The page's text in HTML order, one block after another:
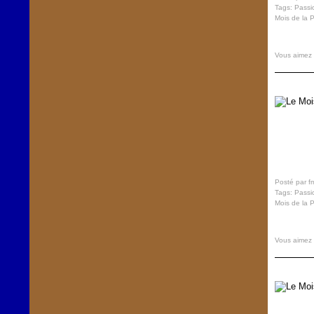
Tags:
Mois de la
Vous aimez
Posté par
Tags:
Mois de la
Vous aimez